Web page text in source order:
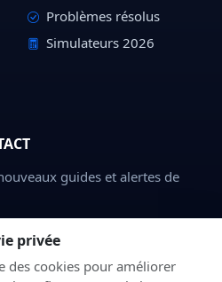
Problèmes résolus
Simulateurs 2026
guides et alertes de
privée
des cookies pour améliorer